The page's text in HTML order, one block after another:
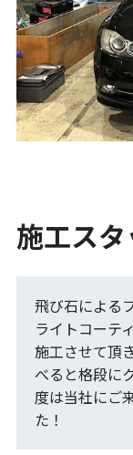
施工ス
飛び石による
ライトコーテ
施工させて頂
べると格段に
度は当社にご
た！